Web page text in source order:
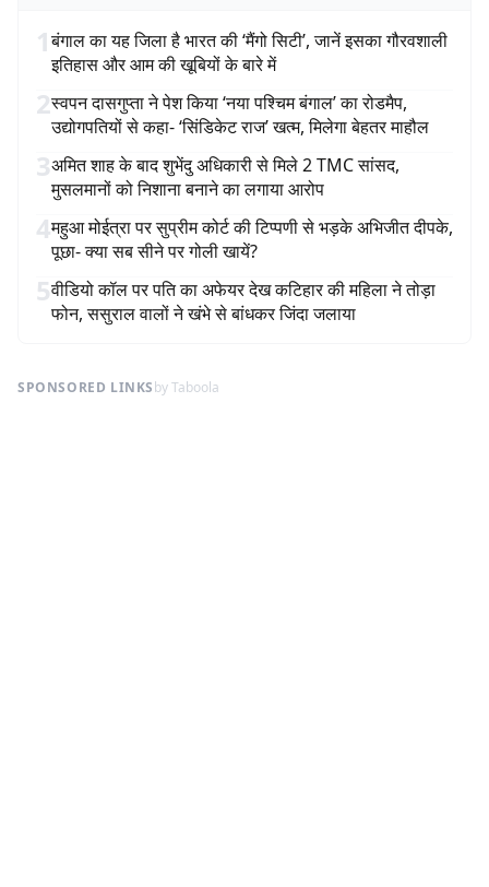
1बंगाल का यह जिला है भारत की ‘मैंगो सिटी’, जानें इसका गौरवशाली
इतिहास और आम की खूबियों के बारे में
2स्वपन दासगुप्ता ने पेश किया ‘नया पश्चिम बंगाल’ का रोडमैप,
उद्योगपतियों से कहा- ‘सिंडिकेट राज’ खत्म, मिलेगा बेहतर माहौल
3अमित शाह के बाद शुभेंदु अधिकारी से मिले 2 TMC सांसद,
मुसलमानों को निशाना बनाने का लगाया आरोप
4महुआ मोईत्रा पर सुप्रीम कोर्ट की टिप्पणी से भड़के अभिजीत दीपके,
पूछा- क्या सब सीने पर गोली खायें?
5वीडियो कॉल पर पति का अफेयर देख कटिहार की महिला ने तोड़ा
फोन, ससुराल वालों ने खंभे से बांधकर जिंदा जलाया
SPONSORED LINKSby Taboola